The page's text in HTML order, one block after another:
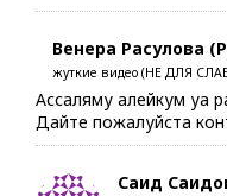
Венера Расулова
жуткие видео (НЕ ДЛЯ
Ассаляму алейкум уа
Дайте пожалуйста
Саид